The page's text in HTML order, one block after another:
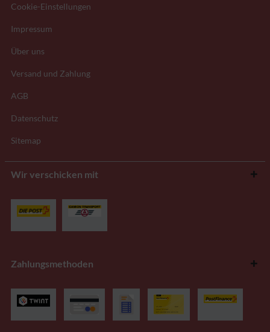
Cookie-Einstellungen
Impressum
Über uns
Versand und Zahlung
AGB
Datenschutz
Sitemap
Wir verschicken mit
Zahlungsmethoden